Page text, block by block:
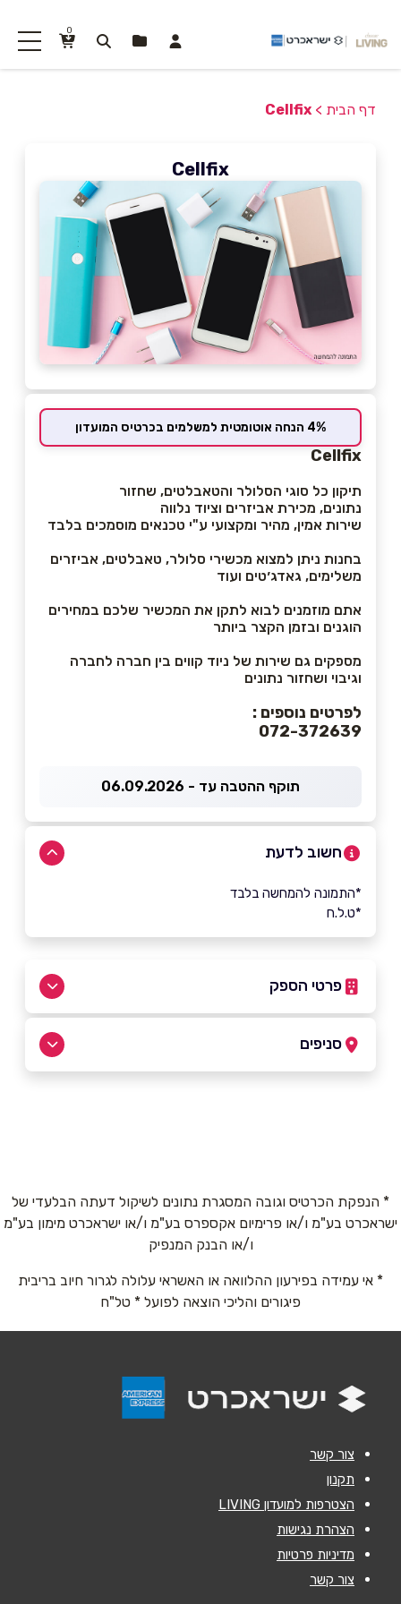
0
דף הבית >
Cellfix
Cellfix
4% הנחה אוטומטית למשלמים בכרטיס המועדון
Cellfix
תיקון כל סוגי הסלולר והטאבלטים, שחזור
נתונים, מכירת אביזרים וציוד נלווה
שירות אמין, מהיר ומקצועי ע"י טכנאים מוסמכים בלבד
בחנות ניתן למצוא מכשירי סלולר, טאבלטים, אביזרים
משלימים, גאדג׳טים ועוד
אתם מוזמנים לבוא לתקן את המכשיר שלכם במחירים
הוגנים ובזמן הקצר ביותר
מספקים גם שירות של ניוד קווים בין חברה לחברה
וגיבוי ושחזור נתונים
לפרטים נוספים :
072-372639
תוקף ההטבה עד - 06.09.2026
חשוב לדעת
*התמונה להמחשה בלבד
*ט.ל.ח
פרטי הספק
אנא חזרו אלי בקשר ל...
שליחה
סניפים
* הנפקת הכרטיס וגובה המסגרת נתונים לשיקול דעתה הבלעדי של
ישראכרט בע"מ ו/או פרימיום אקספרס בע"מ ו/או ישראכרט מימון בע"מ
ו/או הבנק המנפיק
* אי עמידה בפירעון ההלוואה או האשראי עלולה לגרור חיוב בריבית
פיגורים והליכי הוצאה לפועל * טל"ח
צור קשר
תקנון
הצטרפות למועדון LIVING
הצהרת נגישות
מדיניות פרטיות
צור קשר